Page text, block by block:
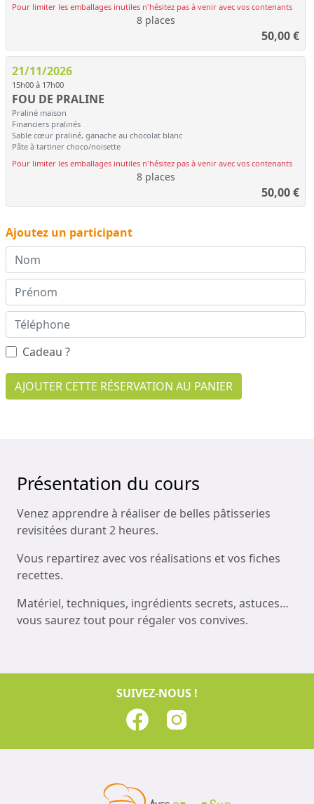
Pour limiter les emballages inutiles n'hésitez pas à venir avec vos contenants
8 places
50,00€
21/11/2026
15h00 à 17h00
FOU DE PRALINE
Praliné maison
Financiers pralinés
Sable cœur praliné, ganache au chocolat blanc
Pâte à tartiner choco/noisette
Pour limiter les emballages inutiles n'hésitez pas à venir avec vos contenants
8 places
50,00€
Ajoutez un participant
Cadeau ?
AJOUTER CETTE RÉSERVATION AU PANIER
Présentation du cours
Venez apprendre à réaliser de belles pâtisseries
revisitées durant 2 heures.
Vous repartirez avec vos réalisations et vos fiches
recettes.
Matériel, techniques, ingrédients secrets, astuces…
vous saurez tout pour régaler vos convives.
SUIVEZ-NOUS !